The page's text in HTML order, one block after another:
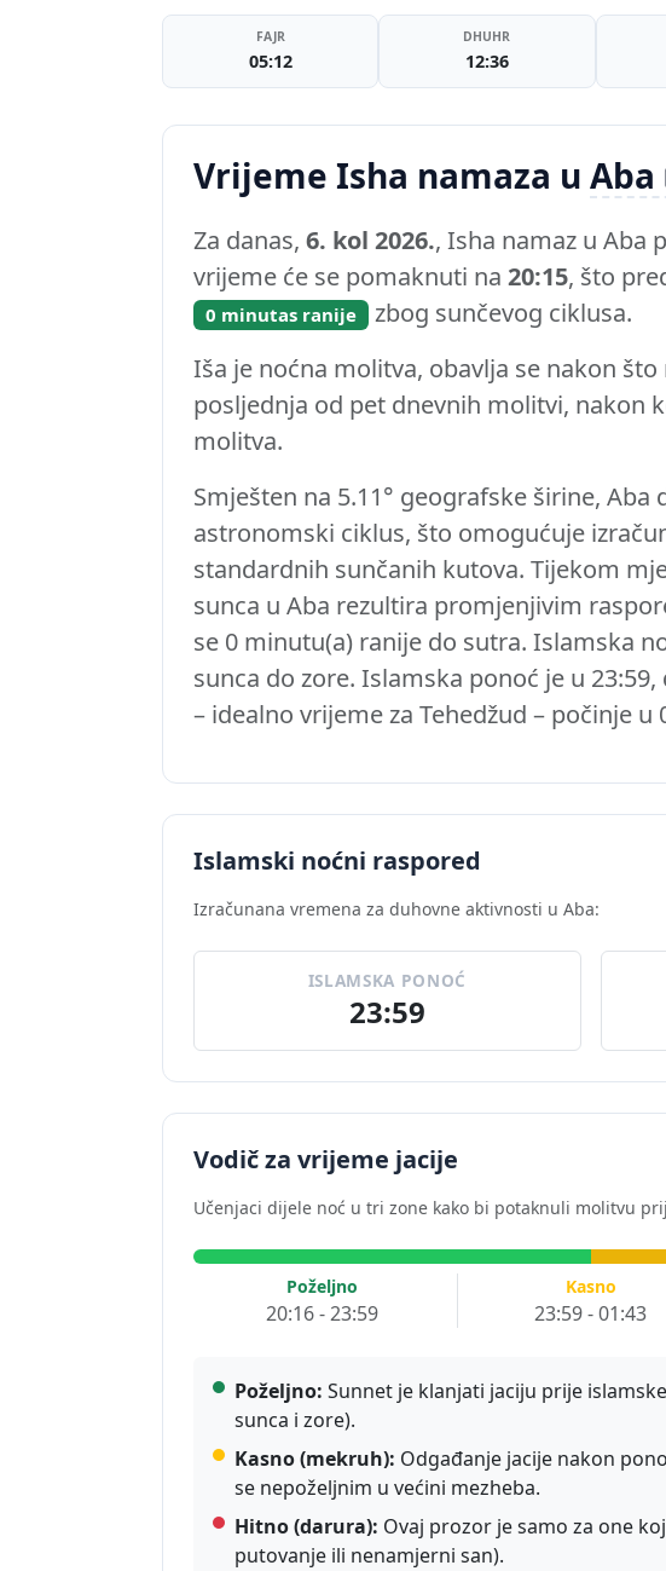
FAJR
05:12
DHUHR
12:36
Vrijeme Isha namaza u Aba
Za danas, 6. kol 2026., Isha namaz u Aba
vrijeme će se pomaknuti na 20:15, što
0 minutas ranije zbog sunčevog ciklusa.
Iša je noćna molitva, obavlja se nakon
posljednja od pet dnevnih molitvi, nakon
molitva.
Smješten na 5.11° geografske širine, Aba
astronomski ciklus, što omogućuje
standardnih sunčanih kutova. Tijekom
sunca u Aba rezultira promjenjivim
se 0 minutu(a) ranije do sutra. Islamska
sunca do zore. Islamska ponoć je u
– idealno vrijeme za Tehedžud – počinje u
Islamski noćni raspored
Izračunana vremena za duhovne aktivnosti u Aba:
ISLAMSKA PONOĆ
23:59
Vodič za vrijeme jacije
Učenjaci dijele noć u tri zone kako bi potaknuli molitvu
Poželjno
20:16 - 23:59
Kasno
23:59 - 01:43
Poželjno: Sunnet je klanjati jaciju prije
sunca i zore).
Kasno (mekruh): Odgađanje jacije nakon
se nepoželjnim u većini mezheba.
Hitno (darura): Ovaj prozor je samo za one
putovanje ili nenamjerni san).